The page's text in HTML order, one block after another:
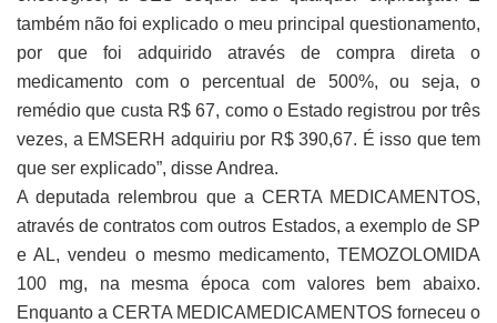
também não foi explicado o meu principal questionamento,
por que foi adquirido através de compra direta o
medicamento com o percentual de 500%, ou seja, o
remédio que custa R$ 67, como o Estado registrou por três
vezes, a EMSERH adquiriu por R$ 390,67. É isso que tem
que ser explicado”, disse Andrea.
A deputada relembrou que a CERTA MEDICAMENTOS,
através de contratos com outros Estados, a exemplo de SP
e AL, vendeu o mesmo medicamento, TEMOZOLOMIDA
100 mg, na mesma época com valores bem abaixo.
Enquanto a CERTA MEDICAMEDICAMENTOS forneceu o